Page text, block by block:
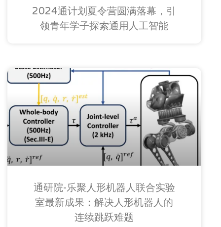
2024通计划夏令营圆满落幕，引
领青年学子探索通用人工智能
通研院-乐聚人形机器人联合实验
室最新成果：解决人形机器人的
连续跳跃难题